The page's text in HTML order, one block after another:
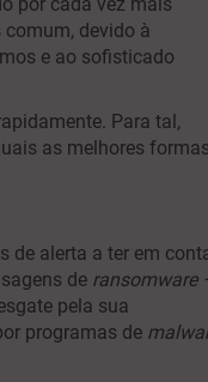
devido à
e ao sofisticado
Para tal,
as melhores formas
de alerta a ter em
de ransomware
pela sua
programas de